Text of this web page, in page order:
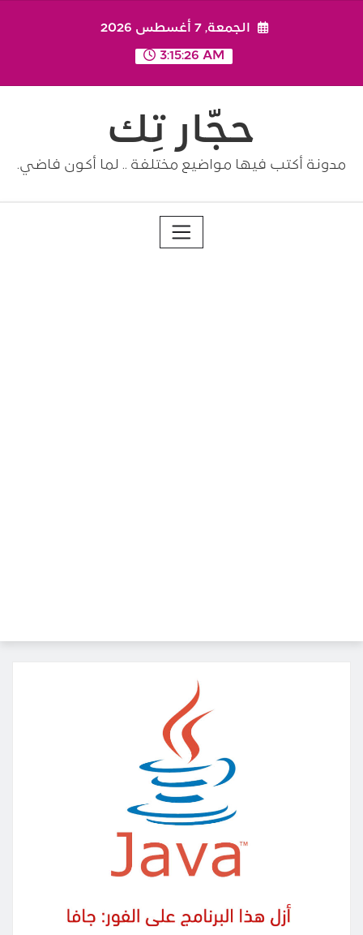
الجمعة, 7 أغسطس 2026
3:15:26 AM
حجّار تِك
مدونة أكتب فيها مواضيع مختلفة .. لما أكون فاضي.